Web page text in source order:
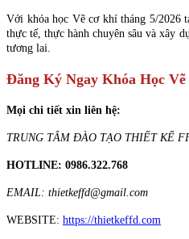
Với khóa học Vẽ cơ khí tháng 5/2026
thực tế, thực hành chuyên sâu và xây
tương lai.
Đăng Ký Ngay Khóa Học
Mọi chi tiết xin liên hệ:
TRUNG TÂM ĐÀO TẠO THIẾT KẾ
HOTLINE: 0986.322.768
EMAIL: thietkeffd@gmail.com
WEBSITE: https://thietkeffd.com